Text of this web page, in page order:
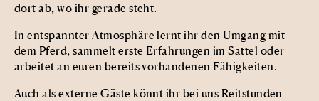
dort ab, wo ihr gerade steht.
In entspannter Atmosphäre lernt ihr den Umgang mit
dem Pferd, sammelt erste Erfahrungen im Sattel oder
arbeitet an euren bereits vorhandenen Fähigkeiten.
Auch als externe Gäste könnt ihr bei uns Reitstunden